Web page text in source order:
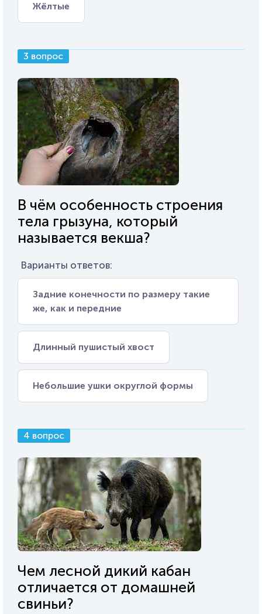
Жёлтые
3 вопрос
В чём особенность строения
тела грызуна, который
называется векша?
Варианты ответов:
Задние конечности по размеру такие
же, как и передние
Длинный пушистый хвост
Небольшие ушки округлой формы
4 вопрос
Чем лесной дикий кабан
отличается от домашней
свиньи?